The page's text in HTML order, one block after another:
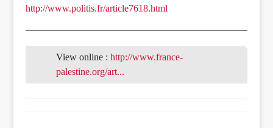
http://www.politis.fr/article7618.html
View online :http://www.france-
palestine.org/art...